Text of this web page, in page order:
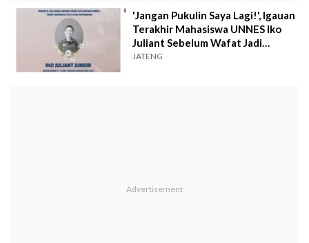
'Jangan Pukulin Saya Lagi!', Igauan
Terakhir Mahasiswa UNNES Iko
Juliant Sebelum Wafat Jadi
Misteri
JATENG